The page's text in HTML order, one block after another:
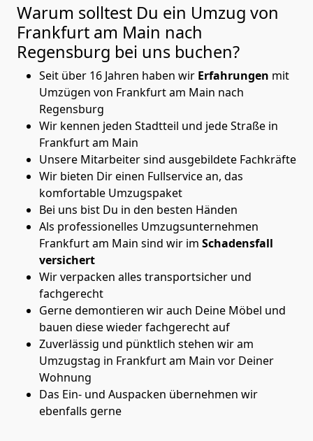
Warum solltest Du ein Umzug von
Frankfurt am Main nach
Regensburg bei uns buchen?
Seit über 16 Jahren haben wir Erfahrungen mit
Umzügen von Frankfurt am Main nach
Regensburg
Wir kennen jeden Stadtteil und jede Straße in
Frankfurt am Main
Unsere Mitarbeiter sind ausgebildete Fachkräfte
Wir bieten Dir einen Fullservice an, das
komfortable Umzugspaket
Bei uns bist Du in den besten Händen
Als professionelles Umzugsunternehmen
Frankfurt am Main sind wir im Schadensfall
versichert
Wir verpacken alles transportsicher und
fachgerecht
Gerne demontieren wir auch Deine Möbel und
bauen diese wieder fachgerecht auf
Zuverlässig und pünktlich stehen wir am
Umzugstag in Frankfurt am Main vor Deiner
Wohnung
Das Ein- und Auspacken übernehmen wir
ebenfalls gerne